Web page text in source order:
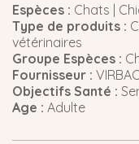
Espèces : Chats |
Type de produits :
vétérinaires
Groupe Espèces :
Fournisseur :
Objectifs Santé :
Age : Adulte